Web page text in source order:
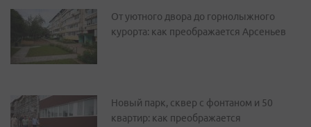
От уютного двора до горнолыжного
курорта: как преображается Арсеньев
Новый парк, сквер с фонтаном и 50
квартир: как преображается